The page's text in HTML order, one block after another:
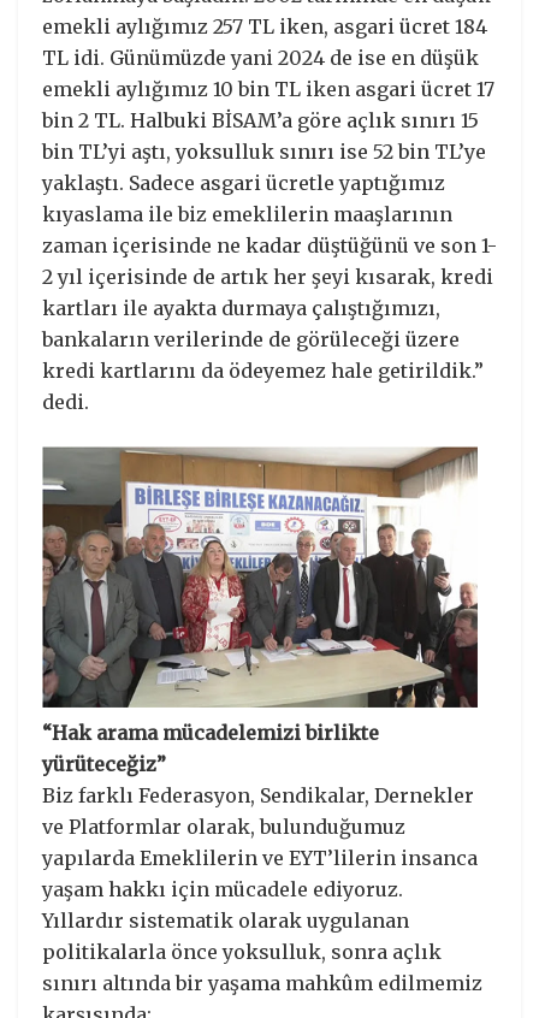
emekli aylığımız 257 TL iken, asgari ücret 184
TL idi. Günümüzde yani 2024 de ise en düşük
emekli aylığımız 10 bin TL iken asgari ücret 17
bin 2 TL. Halbuki BİSAM’a göre açlık sınırı 15
bin TL’yi aştı, yoksulluk sınırı ise 52 bin TL’ye
yaklaştı. Sadece asgari ücretle yaptığımız
kıyaslama ile biz emeklilerin maaşlarının
zaman içerisinde ne kadar düştüğünü ve son 1-
2 yıl içerisinde de artık her şeyi kısarak, kredi
kartları ile ayakta durmaya çalıştığımızı,
bankaların verilerinde de görüleceği üzere
kredi kartlarını da ödeyemez hale getirildik.”
dedi.
“Hak arama mücadelemizi birlikte
yürüteceğiz”
Biz farklı Federasyon, Sendikalar, Dernekler
ve Platformlar olarak, bulunduğumuz
yapılarda Emeklilerin ve EYT’lilerin insanca
yaşam hakkı için mücadele ediyoruz.
Yıllardır sistematik olarak uygulanan
politikalarla önce yoksulluk, sonra açlık
sınırı altında bir yaşama mahkûm edilmemiz